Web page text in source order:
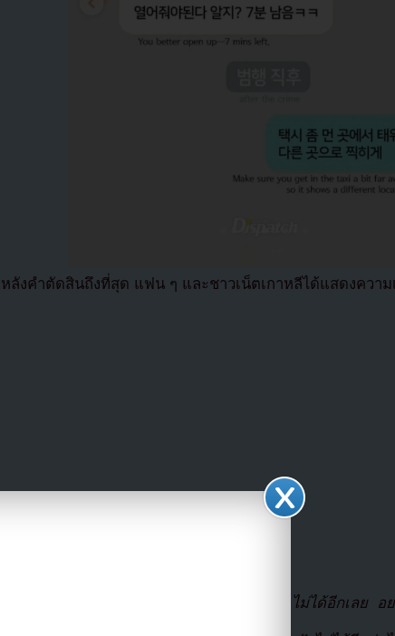
หลังคำตัดสินถึงที่สุด แฟน ๆ และชาวเน็ตเกาหลีได้แสดงความ
“เพราะไอ้นี่ ฉันทนดูคอนเทนต์ NCT เก่า ๆ ไม่ได้อีกเลย อ